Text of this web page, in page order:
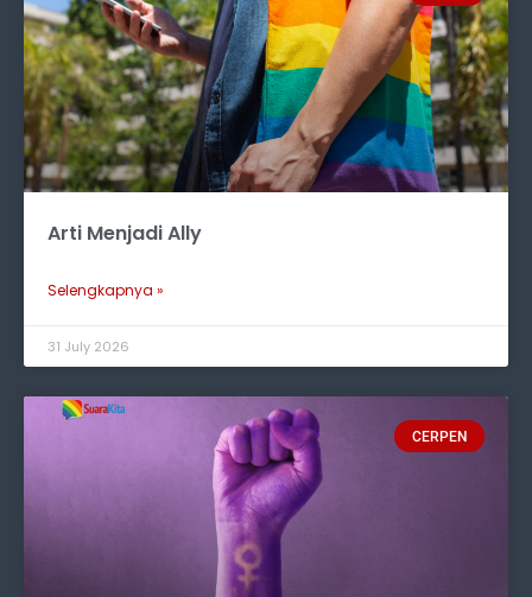
Arti Menjadi Ally
Selengkapnya »
31 July 2026
CERPEN